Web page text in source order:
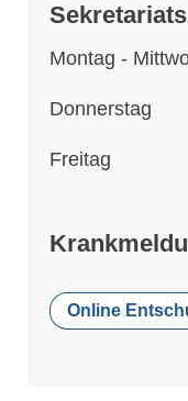
Montag -
Donnerstag
Online